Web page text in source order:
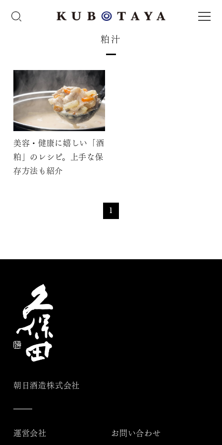
粕汁
美容・健康に嬉しい「酒
粕」のレシピ。上手な保
存方法も紹介
1
朝日酒造株式会社
運営会社 お問い合わせ